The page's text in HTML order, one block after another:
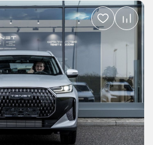
Добавить
в
избранное